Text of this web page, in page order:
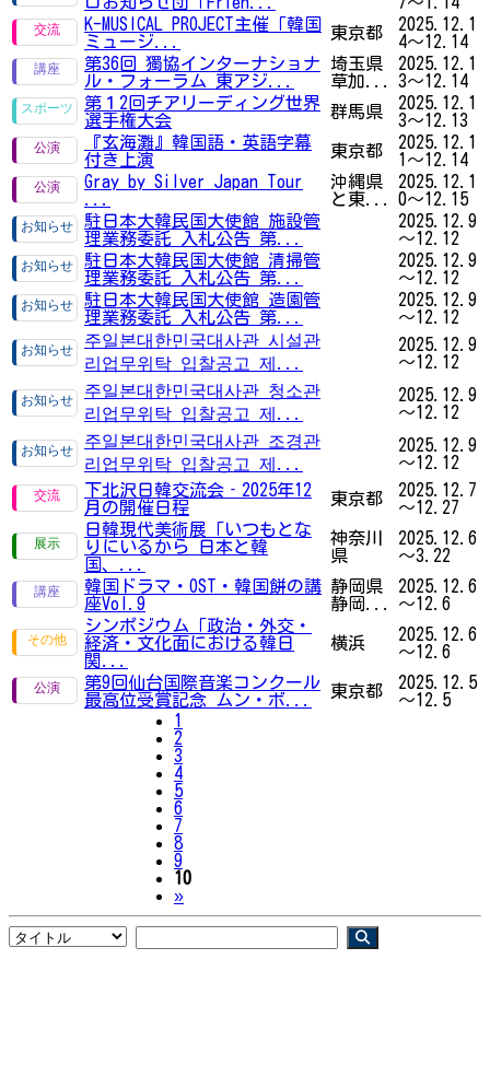
K-MUSICAL PROJECT主催「韓国
ミュージ...
東京都
2025.12.1
4～12.14
第36回 獨協インターナショナ
ル・フォーラム 東アジ...
埼玉県
草加...
2025.12.1
3～12.14
第１2回チアリーディング世界
選手権大会
群馬県
2025.12.1
3～12.13
『玄海灘』韓国語・英語字幕
付き上演
東京都
2025.12.1
1～12.14
Gray by Silver Japan Tour
沖縄県
と東...
2025.12.1
0～12.15
駐日本大韓民国大使館 施設管
理業務委託 入札公告 第...
2025.12.9
～12.12
駐日本大韓民国大使館 清掃管
理業務委託 入札公告 第...
2025.12.9
～12.12
駐日本大韓民国大使館 造園管
理業務委託 入札公告 第...
2025.12.9
～12.12
주일본대한민국대사관 시설관
리업무위탁 입찰공고 제...
2025.12.9
～12.12
주일본대한민국대사관 청소관
리업무위탁 입찰공고 제...
2025.12.9
～12.12
주일본대한민국대사관 조경관
리업무위탁 입찰공고 제...
2025.12.9
～12.12
下北沢日韓交流会‐2025年12
月の開催日程
東京都
2025.12.7
～12.27
日韓現代美術展「いつもとな
りにいるから 日本と韓
国、...
神奈川
県
2025.12.6
～3.22
韓国ドラマ・OST・韓国餅の講
座Vol.9
静岡県
静岡...
2025.12.6
～12.6
シンポジウム「政治・外交・
経済・文化面における韓日
関...
横浜
2025.12.6
～12.6
第9回仙台国際音楽コンクール
最高位受賞記念 ムン・ボ...
東京都
2025.12.5
～12.5
1
2
3
4
5
6
7
8
9
10
»Next